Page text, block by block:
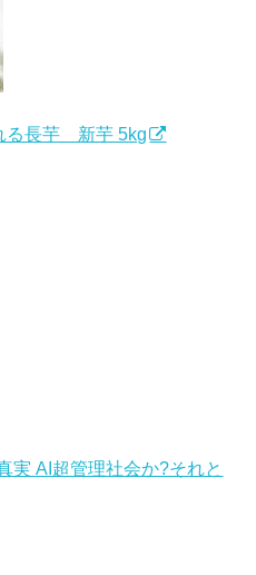
る長芋 新芋 5kg
実 AI超管理社会か?それと